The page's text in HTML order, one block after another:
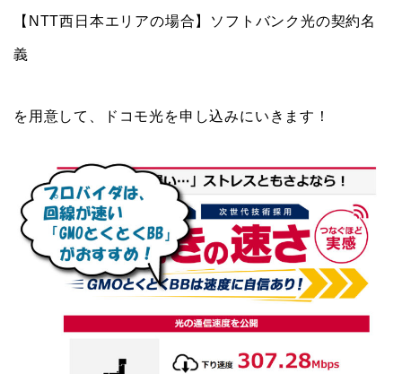
【NTT西日本エリアの場合】ソフトバンク光の契約名
義
を用意して、ドコモ光を申し込みにいきます！